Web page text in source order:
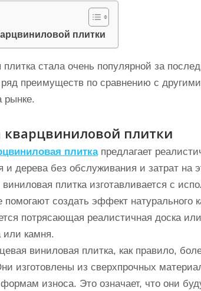
плитки
стала очень популярной за
преимуществ по сравнению с
рынке.
плитки
плиткапредлагает
и дерева без обслуживания и затрат на
плитка изготавливается с
помогают создать эффект натурального
потрясающая реалистичная доска
или камня.
виниловая плитка, как правило,
изготовлены из сверхпрочных
износа. Это означает, что они